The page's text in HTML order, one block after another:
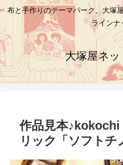
布と手作りのテーマパーク、大塚
ラインナ
大塚屋ネ
作品見本
リック「ソフトチ